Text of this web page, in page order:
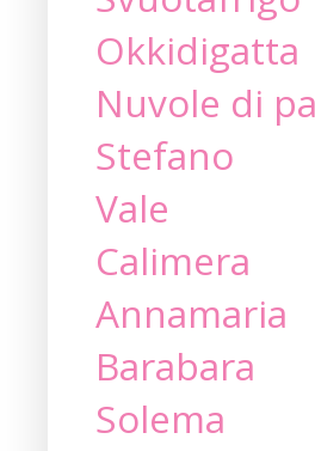
Okkidigatta
Nuvole di
Stefano
Vale
Calimera
Annamaria
Barabara
Solema